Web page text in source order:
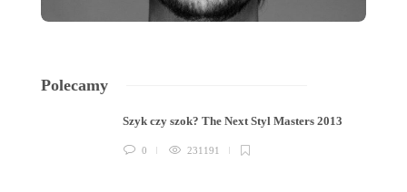
Polecamy
Szyk czy szok? The Next Styl Masters 2013
0 231191